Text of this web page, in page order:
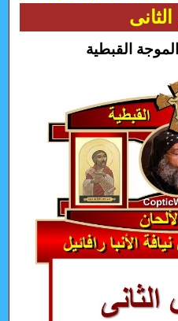
القبطية